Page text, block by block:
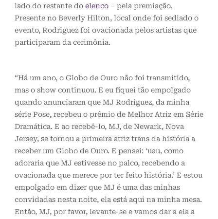
lado do restante do elenco – pela premiação.
Presente no Beverly Hilton, local onde foi sediado o
evento, Rodriguez foi ovacionada pelos artistas que
participaram da cerimônia.
“Há um ano, o Globo de Ouro não foi transmitido,
mas o show continuou. E eu fiquei tão empolgado
quando anunciaram que MJ Rodriguez, da minha
série Pose, recebeu o prêmio de Melhor Atriz em Série
Dramática. E ao recebê-lo, MJ, de Newark, Nova
Jersey, se tornou a primeira atriz trans da história a
receber um Globo de Ouro. E pensei: ‘uau, como
adoraria que MJ estivesse no palco, recebendo a
ovacionada que merece por ter feito história.’ E estou
empolgado em dizer que MJ é uma das minhas
convidadas nesta noite, ela está aqui na minha mesa.
Então, MJ, por favor, levante-se e vamos dar a ela a